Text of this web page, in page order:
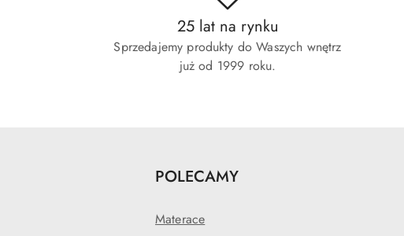
25 lat na rynku
Sprzedajemy produkty do Waszych wnętrz
już od 1999 roku.
POLECAMY
Materace